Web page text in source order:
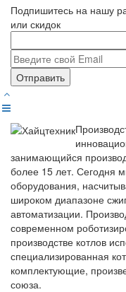
Подпишитесь на нашу
или скидок
Отправить
занимающийся
более 15 лет. Сегодня
оборудования,
широком диапазоне
автоматизации.
современном
производстве котлов
специализированная
комплектующие,
союза.